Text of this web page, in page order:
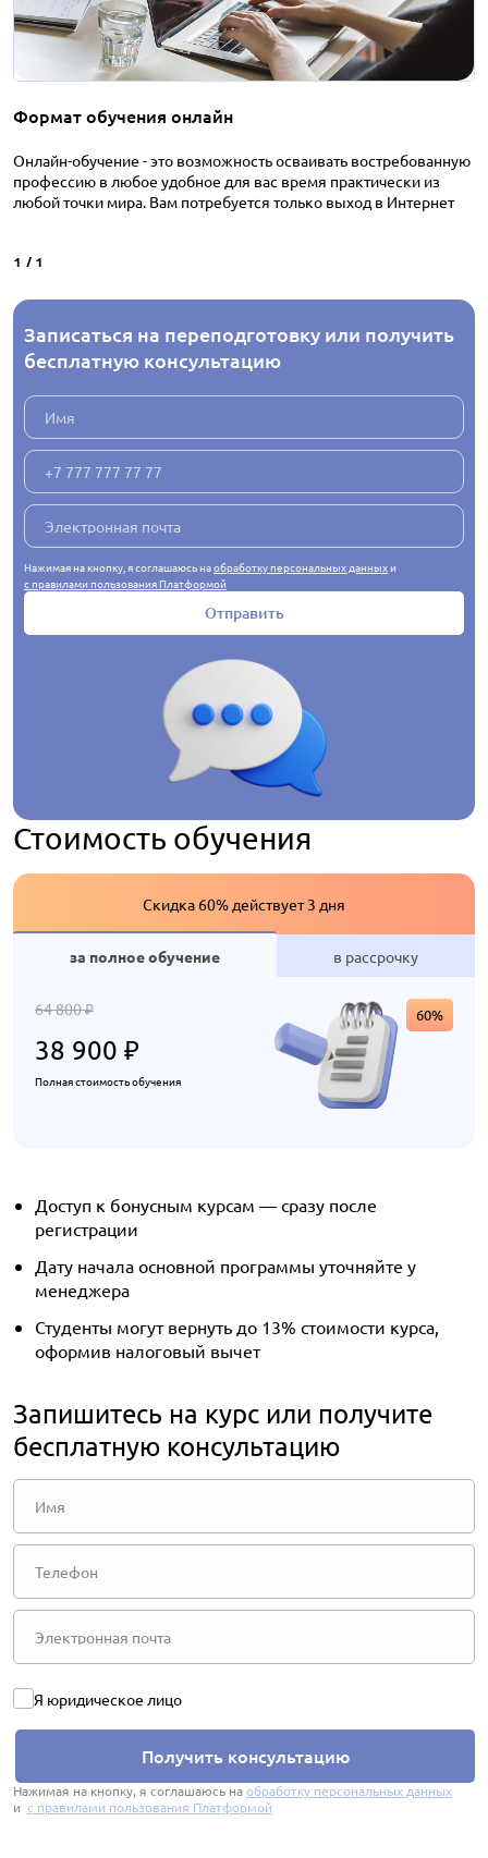
Формат обучения онлайн
Онлайн-обучение - это возможность осваивать востребованную
профессию в любое удобное для вас время практически из
любой точки мира. Вам потребуется только выход в Интернет
1 / 1
Записаться на переподготовку или получить
бесплатную консультацию
Отправить
Нажимая на кнопку, я соглашаюсь наобработку персональных данныхи
с правилами пользования Платформой
Стоимость обучения
Скидка 60% действует 3 дня
за полное обучение в рассрочку
64 800₽
38 900 ₽
Полная стоимость обучения
60%
Доступ к бонусным курсам — сразу после
регистрации
Дату начала основной программы уточняйте у
менеджера
Студенты могут вернуть до 13% стоимости курса,
оформив налоговый вычет
Запишитесь на курс или получите
бесплатную консультацию
Я юридическое лицо
Получить консультацию
Нажимая на кнопку, я соглашаюсь наобработку персональных данных
и с правилами пользования Платформой